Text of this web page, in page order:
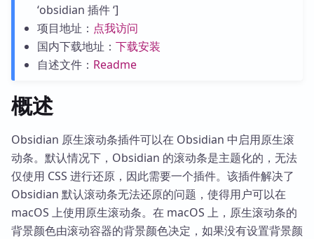
‘obsidian 插件 ‘]
项目地址： 点我访问
国内下载地址： 下载安装
自述文件： Readme
概述
Obsidian 原生滚动条插件可以在 Obsidian 中启用原生滚
动条。默认情况下，Obsidian 的滚动条是主题化的，无法
仅使用 CSS 进行还原，因此需要一个插件。该插件解决了
Obsidian 默认滚动条无法还原的问题，使得用户可以在
macOS 上使用原生滚动条。在 macOS 上，原生滚动条的
背景颜色由滚动容器的背景颜色决定，如果没有设置背景颜